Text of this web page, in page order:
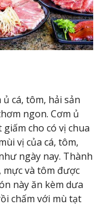
cá, tôm, hải sản
ngon. Cơm ủ
cho có vị chua
vị của cá, tôm,
ngày nay. Thành
mực và tôm được
này ăn kèm dưa
chấm với mù tạt